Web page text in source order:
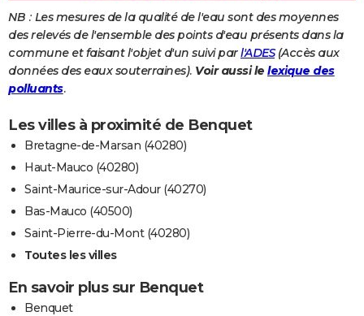
NB : Les mesures de la qualité de l'eau sont des moyennes
des relevés de l'ensemble des points d'eau présents dans la
commune et faisant l'objet d'un suivi parl'ADES(Accès aux
données des eaux souterraines). Voir aussi le lexique des
polluants.
Les villes à proximité de Benquet
Bretagne-de-Marsan (40280)
Haut-Mauco (40280)
Saint-Maurice-sur-Adour (40270)
Bas-Mauco (40500)
Saint-Pierre-du-Mont (40280)
Toutes les villes
En savoir plus sur Benquet
Benquet